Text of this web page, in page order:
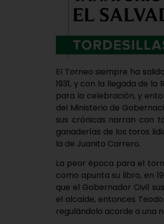
El Torneo siempre ha
1931, y con la llegada de
para la celebración, y
del Ministerio de
sus crónicas narran con
ganaderías de los toros
la de Juanito Carrero.
La peor época para el
como apunta su libro, en
que el Gobernador Civil
el alcalde, entonces
regulándolo acorde a una